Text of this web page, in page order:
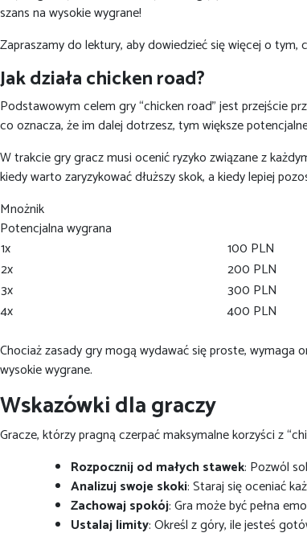
szans na wysokie wygrane!
Zapraszamy do lektury, aby dowiedzieć się więcej o
Jak działa chicken road?
Podstawowym celem gry “chicken road” jest przejście
co oznacza, że im dalej dotrzesz, tym większe
W trakcie gry gracz musi ocenić ryzyko związane z
kiedy warto zaryzykować dłuższy skok, a kiedy lepiej
Mnożnik
Potencjalna wygrana
1x
100 PLN
2x
200 PLN
3x
300 PLN
4x
400 PLN
Chociaż zasady gry mogą wydawać się proste, wymaga
wysokie wygrane.
Wskazówki dla graczy
Gracze, którzy pragną czerpać maksymalne korzyści z
Rozpocznij od małych stawek: Pozwól
Analizuj swoje skoki: Staraj się oceniać
Zachowaj spokój: Gra może być pełna
Ustalaj limity: Określ z góry, ile jesteś